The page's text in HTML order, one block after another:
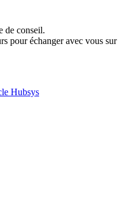
de conseil.
pour échanger avec vous sur